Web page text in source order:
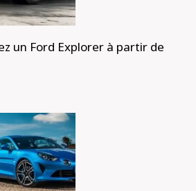
un Ford Explorer à partir de